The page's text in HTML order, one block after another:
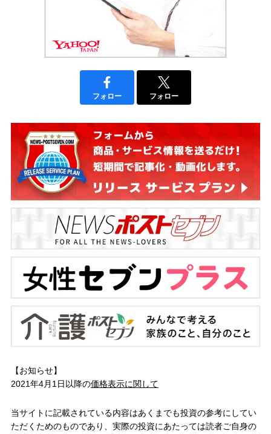
フォロー フォロー
【お知らせ】
2021年4月1日以降の価格表示に関して
当サイトに記載されている内容はあくまでも投資の参考にしてい
ただくためのものであり、実際の投資にあたっては読者ご自身の